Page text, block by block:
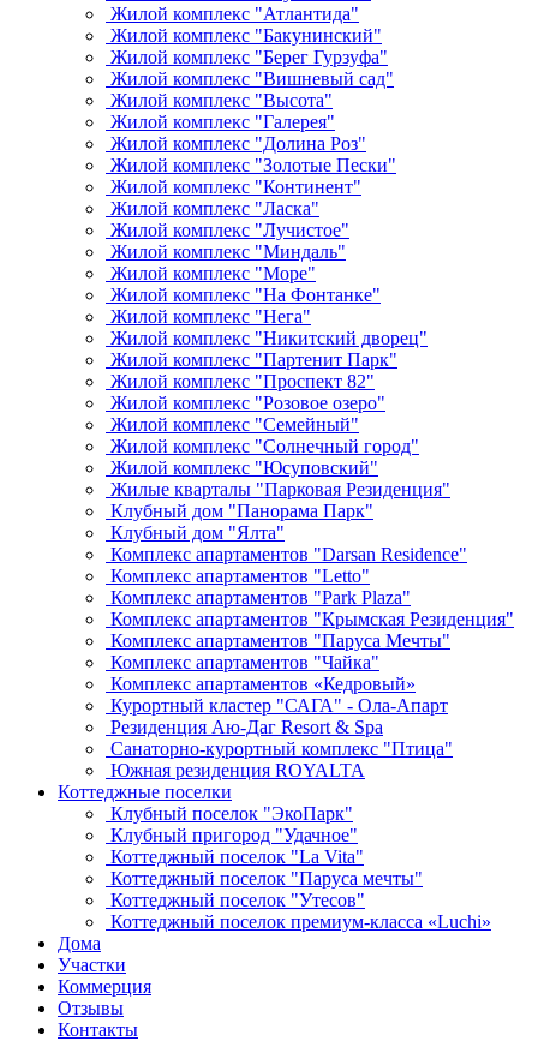
Жилой комплекс "Атлантида"
Жилой комплекс "Бакунинский"
Жилой комплекс "Берег Гурзуфа"
Жилой комплекс "Вишневый сад"
Жилой комплекс "Высота"
Жилой комплекс "Галерея"
Жилой комплекс "Долина Роз"
Жилой комплекс "Золотые Пески"
Жилой комплекс "Континент"
Жилой комплекс "Ласка"
Жилой комплекс "Лучистое"
Жилой комплекс "Миндаль"
Жилой комплекс "Море"
Жилой комплекс "На Фонтанке"
Жилой комплекс "Нега"
Жилой комплекс "Никитский дворец"
Жилой комплекс "Партенит Парк"
Жилой комплекс "Проспект 82"
Жилой комплекс "Розовое озеро"
Жилой комплекс "Семейный"
Жилой комплекс "Солнечный город"
Жилой комплекс "Юсуповский"
Жилые кварталы "Парковая Резиденция"
Клубный дом "Панорама Парк"
Клубный дом "Ялта"
Комплекс апартаментов "Darsan Residenсe"
Комплекс апартаментов "Letto"
Комплекс апартаментов "Park Plaza"
Комплекс апартаментов "Крымская Резиденция"
Комплекс апартаментов "Паруса Мечты"
Комплекс апартаментов "Чайка"
Комплекс апартаментов «Кедровый»
Курортный кластер "САГА" - Ола-Апарт
Резиденция Аю-Даг Resort & Spa
Санаторно-курортный комплекс "Птица"
Южная резиденция ROYALTA
Коттеджные поселки
Клубный поселок "ЭкоПарк"
Клубный пригород "Удачное"
Коттеджный поселок "La Vita"
Коттеджный поселок "Паруса мечты"
Коттеджный поселок "Утесов"
Коттеджный поселок премиум-класса «Luchi»
Дома
Участки
Коммерция
Отзывы
Контакты